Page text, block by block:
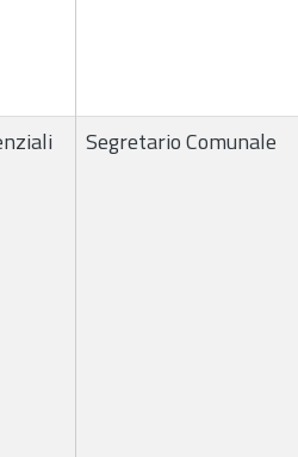
Segretario Comunale